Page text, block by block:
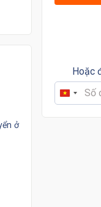
ở
Hoặc
Vietnam